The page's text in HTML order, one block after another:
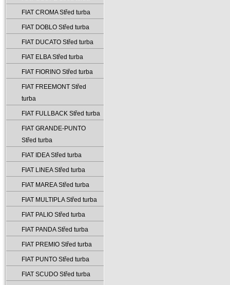
FIAT CROMA Střed turba
FIAT DOBLO Střed turba
FIAT DUCATO Střed turba
FIAT ELBA Střed turba
FIAT FIORINO Střed turba
FIAT FREEMONT Střed
turba
FIAT FULLBACK Střed turba
FIAT GRANDE-PUNTO
Střed turba
FIAT IDEA Střed turba
FIAT LINEA Střed turba
FIAT MAREA Střed turba
FIAT MULTIPLA Střed turba
FIAT PALIO Střed turba
FIAT PANDA Střed turba
FIAT PREMIO Střed turba
FIAT PUNTO Střed turba
FIAT SCUDO Střed turba